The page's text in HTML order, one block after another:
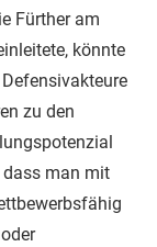
Fürther am
könnte
zu den
dass man mit